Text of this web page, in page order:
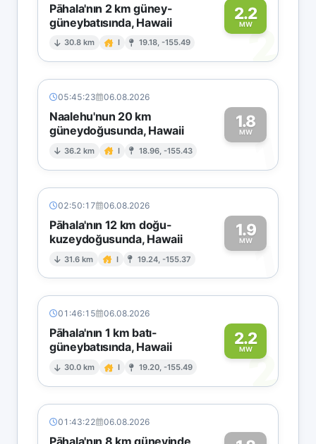
Pāhala'nın 2 km güney-
güneybatısında, Hawaii
30.8 km I 19.18, -155.49
2.2
MW2
05:45:23 06.08.2026
Naalehu'nun 20 km
güneydoğusunda, Hawaii
36.2 km I 18.96, -155.43
1.8
MW1
02:50:17 06.08.2026
Pāhala'nın 12 km doğu-
kuzeydoğusunda, Hawaii
31.6 km I 19.24, -155.37
1.9
MW1
01:46:15 06.08.2026
Pāhala'nın 1 km batı-
güneybatısında, Hawaii
30.0 km I 19.20, -155.49
2.2
MW2
01:43:22 06.08.2026
Pāhala'nın 8 km güneyinde,